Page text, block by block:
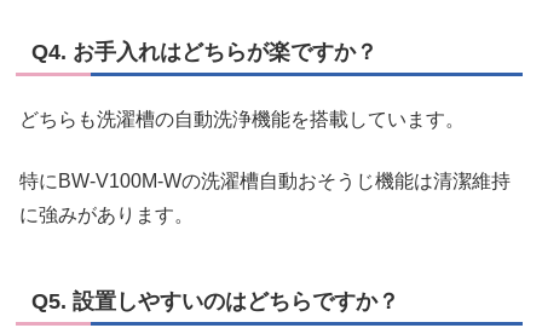
Q4. お手入れはどちらが楽ですか？
どちらも洗濯槽の自動洗浄機能を搭載しています。
特にBW-V100M-Wの洗濯槽自動おそうじ機能は清潔維持
に強みがあります。
Q5. 設置しやすいのはどちらですか？